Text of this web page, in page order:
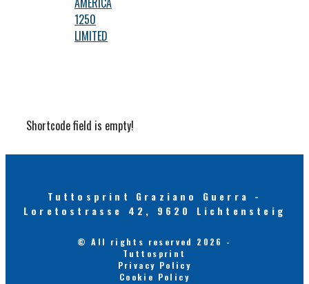
1250
LIMITED
Shortcode field is empty!
Tuttosprint Graziano Guerra -
Loretostrasse 42, 9620 Lichtensteig
© All rights reserved 2026 -
Tuttosprint
Privacy Policy
Cookie Policy